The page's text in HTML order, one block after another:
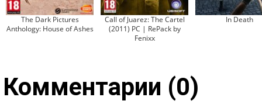
The Dark Pictures
Anthology: House of Ashes
Call of Juarez: The Cartel
(2011) PC | RePack by
Fenixx
In Death
Комментарии (0)